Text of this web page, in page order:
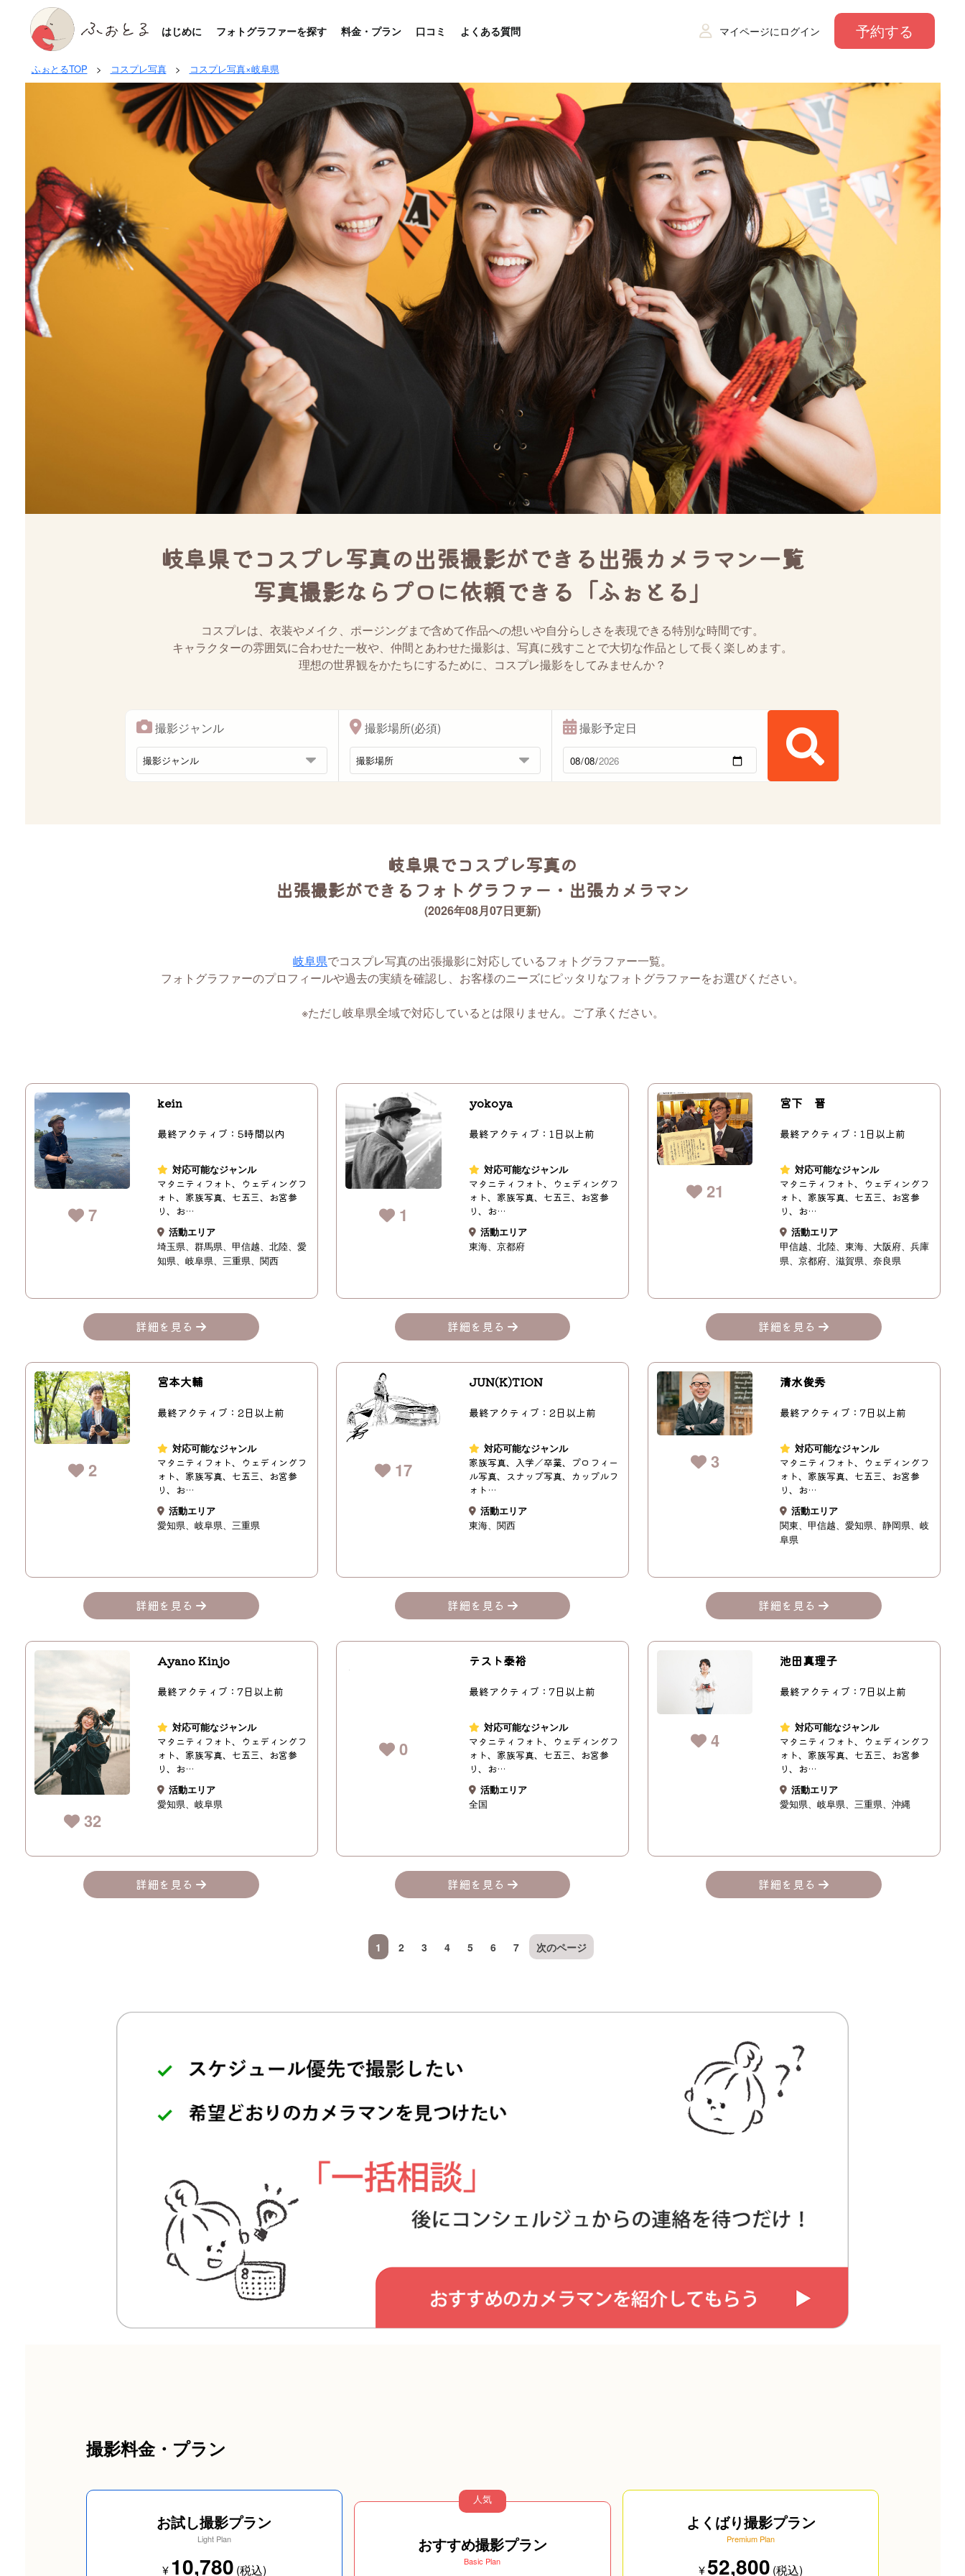
はじめに フォトグラファーを探す 料金・プラン 口コミ よくある質問 マイページにログイン 予約する
ふぉとるTOP > コスプレ写真> コスプレ写真×岐阜県
岐阜県でコスプレ写真の出張撮影ができる出張カメラマン一覧
写真撮影ならプロに依頼できる「ふぉとる」
コスプレは、衣装やメイク、ポージングまで含めて作品への想いや自分らしさを表現できる特別な時間です。
キャラクターの雰囲気に合わせた一枚や、仲間とあわせた撮影は、写真に残すことで大切な作品として長く楽しめます。
理想の世界観をかたちにするために、コスプレ撮影をしてみませんか？
撮影ジャンル 撮影場所(必須) 撮影予定日
岐阜県でコスプレ写真の
出張撮影ができるフォトグラファー・出張カメラマン
(2026年08月07日更新)
岐阜県でコスプレ写真の出張撮影に対応しているフォトグラファー一覧。
フォトグラファーのプロフィールや過去の実績を確認し、お客様のニーズにピッタリなフォトグラファーをお選びください。
※ただし岐阜県全域で対応しているとは限りません。ご了承ください。
7
kein
最終アクティブ：5時間以内
対応可能なジャンル
マタニティフォト、ウェディングフ
ォト、家族写真、七五三、お宮参
り、お…
活動エリア
埼玉県
群馬県 甲信越 北陸
愛
知県
岐阜県 三重県 関西
詳細を見る
1
yokoya
最終アクティブ：1日以上前
対応可能なジャンル
マタニティフォト、ウェディングフ
ォト、家族写真、七五三、お宮参
り、お…
活動エリア
東海
京都府
詳細を見る
21
宮下 晋
最終アクティブ：1日以上前
対応可能なジャンル
マタニティフォト、ウェディングフ
ォト、家族写真、七五三、お宮参
り、お…
活動エリア
甲信越
北陸 東海 大阪府
兵庫
県
京都府 滋賀県 奈良県
詳細を見る
2
宮本大輔
最終アクティブ：2日以上前
対応可能なジャンル
マタニティフォト、ウェディングフ
ォト、家族写真、七五三、お宮参
り、お…
活動エリア
愛知県
岐阜県 三重県
詳細を見る
17
JUN(K)TION
最終アクティブ：2日以上前
対応可能なジャンル
家族写真、入学／卒業、プロフィー
ル写真、スナップ写真、カップルフ
ォト…
活動エリア
東海
関西
詳細を見る
3
清水俊秀
最終アクティブ：7日以上前
対応可能なジャンル
マタニティフォト、ウェディングフ
ォト、家族写真、七五三、お宮参
り、お…
活動エリア
関東
甲信越 愛知県 静岡県
岐
阜県
詳細を見る
32
Ayano Kinjo
最終アクティブ：7日以上前
対応可能なジャンル
マタニティフォト、ウェディングフ
ォト、家族写真、七五三、お宮参
り、お…
活動エリア
愛知県
岐阜県
詳細を見る
0
テスト泰裕
最終アクティブ：7日以上前
対応可能なジャンル
マタニティフォト、ウェディングフ
ォト、家族写真、七五三、お宮参
り、お…
活動エリア
全国
詳細を見る
4
池田真理子
最終アクティブ：7日以上前
対応可能なジャンル
マタニティフォト、ウェディングフ
ォト、家族写真、七五三、お宮参
り、お…
活動エリア
愛知県
岐阜県 三重県 沖縄
詳細を見る
1 2 3 4 5 6 7 次のページ
撮影料金・プラン
お試し撮影プラン
Light Plan
¥10,780 (税込)
人気
おすすめ撮影プラン
Basic Plan
よくばり撮影プラン
Premium Plan
¥52,800 (税込)